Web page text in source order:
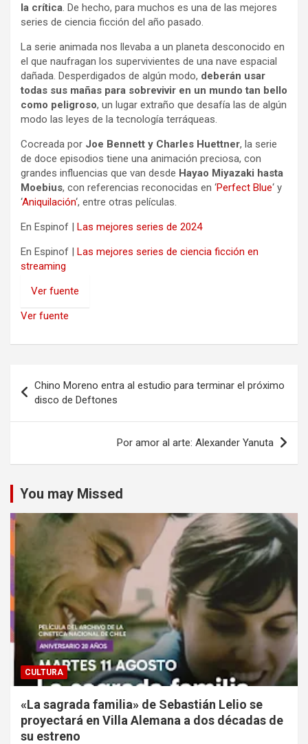
la crítica. De hecho, para muchos es una de las mejores
series de ciencia ficción del año pasado.
La serie animada nos llevaba a un planeta desconocido en
el que naufragan los supervivientes de una nave espacial
dañada. Desperdigados de algún modo, deberán usar
todas sus mañas para sobrevivir en un mundo tan bello
como peligroso, un lugar extraño que desafía las de algún
modo las leyes de la tecnología terráqueas.
Cocreada por Joe Bennett y Charles Huettner, la serie
de doce episodios tiene una animación preciosa, con
grandes influencias que van desde Hayao Miyazaki hasta
Moebius, con referencias reconocidas en ‘Perfect Blue‘ y
‘Aniquilación‘, entre otras películas.
En Espinof | Las mejores series de 2024
En Espinof | Las mejores series de ciencia ficción en
streaming
Ver fuente
Ver fuente
de
entradas
Chino Moreno entra al estudio para terminar el próximo
disco de Deftones
Por amor al arte: Alexander Yanuta
You may Missed
CULTURA
«La sagrada familia» de Sebastián Lelio se
proyectará en Villa Alemana a dos décadas de
su estreno